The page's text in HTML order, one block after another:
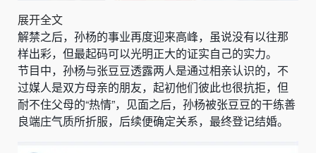
展开全文
解禁之后，孙杨的事业再度迎来高峰，虽说没有以往那
样出彩，但最起码可以光明正大的证实自己的实力。
节目中，孙杨与张豆豆透露两人是通过相亲认识的，不
过媒人是双方母亲的朋友，起初他们彼此也很抗拒，但
耐不住父母的“热情”，见面之后，孙杨被张豆豆的干练善
良端庄气质所折服，后续便确定关系，最终登记结婚。